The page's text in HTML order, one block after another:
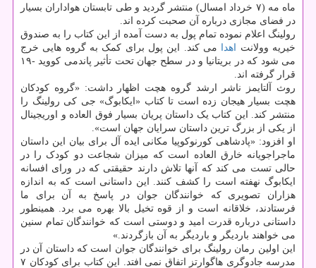
ماه مه (۷ خرداد امسال) منتشر گردید و طی تابستان هواداران بسیار
در فضای مجازی درباره آن صحبت کرده اند.
رولینگ اعلام نموده تمام پول به دست آمده از این کتاب را به صندوق
خیریه وولانت
اهدا
می کند. این پول برای کمک به گروه هایی خرج
می شود که در بریتانیا و در سطح جهان تحت تأثیر پاندمی کووید -۱۹
قرار گرفته اند.
روث آلتایمز ناشر ارشد گروه هچت اظهار داشت: «گروه کودکان
هچت بسیار هیجان زده است تا کتاب «ایکابوگ» جی کی رولینگ را
منتشر کند. این کتاب یک داستان پریان بسیار فوق العاده و اوریجینال
از یکی از بزرگ ترین داستان سرایان جهان است».
او افزود: «پادشاهی کورنوکوپیا مکانی ایده آل برای بیان این داستان
ماجراجویانه خارق العاده است که میزان شجاعت دو کودک را در
حالی تست می کند که آنها تلاش دارند حقیقتی که در ورای افسانه
ایکابوگ نهفته است را کشف کنند. این داستانی است که به اندازه
هزاران تصویری که خوانندگان جوان در پاسخ به آن برای ما
فرستادند، خلاقانه است و از قوه تخیل بالا بهره می برد. همینطور
داستانی درباره قدرت امید و دوستی است که خوانندگان تمام سنین
می خواهند باردیگر و باردیگر به آن بازگردند.»
این اولین رمان رولینگ برای خوانندگان جوان است که داستان آن در
مدرسه جادوگری هاگوارتز اتفاق نمی افتد. این کتاب برای کودکان ۷